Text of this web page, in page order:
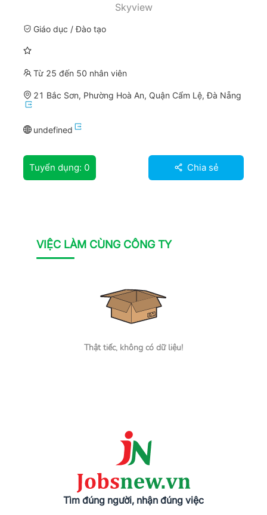
Skyview
Giáo dục / Đào tạo
Từ 25 đến 50 nhân viên
21 Bắc Sơn, Phường Hoà An, Quận Cẩm Lệ, Đà Nẵng
undefined
Tuyển dụng: 0 Chia sẻ
VIỆC LÀM CÙNG CÔNG TY
Thật tiếc, không có dữ liệu!
Tìm đúng người, nhận đúng việc